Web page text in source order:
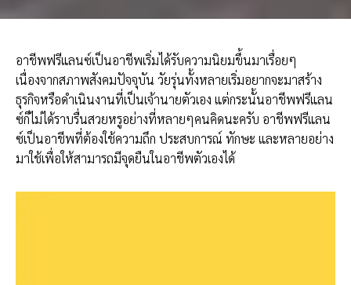
อาชีพฟรีแลนซ์เป็นอาชีพเริ่มได้รับความนิยมขึ้นมาเรื่อยๆ
เนื่องจากสภาพสังคมปัจจุบัน วัยรุ่นทั้งหลายเริ่มอยากจะมาสร้าง
ธุรกิจหรือดำเนินงานที่เป็นเจ้านายตัวเอง แต่กระนั้นอาชีพฟรีแลน
ซ์ก็ไม่ได้ราบรื่นสวยหรูอย่างที่หลายๆคนคิดนะครับ อาชีพฟรีแลน
ซ์เป็นอาชีพที่ต้องใช้ความถึก ประสบการณ์ ทักษะ และหลายอย่าง
มาใช้เพื่อให้สามารถมีจุดยืนในอาชีพตัวเองได้